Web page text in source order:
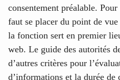
consentement préalable.
faut se placer du point de
la fonction sert en premier
web. Le guide des autorités
d’autres critères pour
d’informations et la durée de